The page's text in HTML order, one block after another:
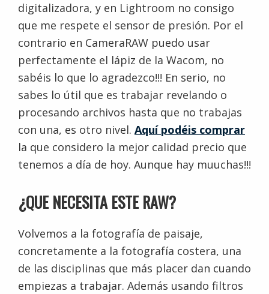
digitalizadora, y en Lightroom no consigo
que me respete el sensor de presión. Por el
contrario en CameraRAW puedo usar
perfectamente el lápiz de la Wacom, no
sabéis lo que lo agradezco!!! En serio, no
sabes lo útil que es trabajar revelando o
procesando archivos hasta que no trabajas
con una, es otro nivel. Aquí podéis comprar
la que considero la mejor calidad precio que
tenemos a día de hoy. Aunque hay muuchas!!!
¿QUE NECESITA ESTE RAW?
Volvemos a la fotografía de paisaje,
concretamente a la fotografía costera, una
de las disciplinas que más placer dan cuando
empiezas a trabajar. Además usando filtros